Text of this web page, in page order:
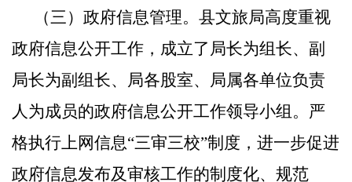
（三）政府信息管理。 县文旅局高度重视
政府信息公开工作，成立了局长为组长、副
局长为副组长、局各股室、局属各单位负责
人为成员的政府信息公开工作领导小组。 严
格执行上网信息“三审三校”制度，进一步促进
政府信息发布及审核工作的制度化、规范